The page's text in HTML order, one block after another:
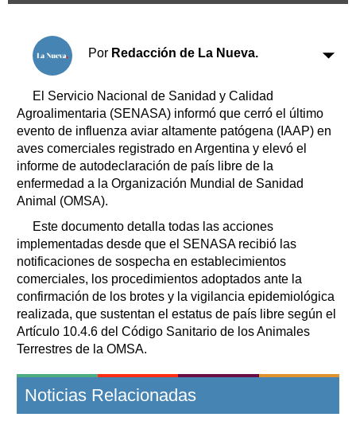
Horóscopo
Servicios
Farmacias
Loterías
Datos Útiles
Fúnebres
Edictos
Teléfonos de urgencia
Por Redacción de La Nueva.
El Servicio Nacional de Sanidad y Calidad
Agroalimentaria (SENASA) informó que cerró el último
evento de influenza aviar altamente patógena (IAAP) en
aves comerciales registrado en Argentina y elevó el
informe de autodeclaración de país libre de la
enfermedad a la Organización Mundial de Sanidad
Animal (OMSA).
Este documento detalla todas las acciones
implementadas desde que el SENASA recibió las
notificaciones de sospecha en establecimientos
comerciales, los procedimientos adoptados ante la
confirmación de los brotes y la vigilancia epidemiológica
realizada, que sustentan el estatus de país libre según el
Artículo 10.4.6 del Código Sanitario de los Animales
Terrestres de la OMSA.
Noticias Relacionadas